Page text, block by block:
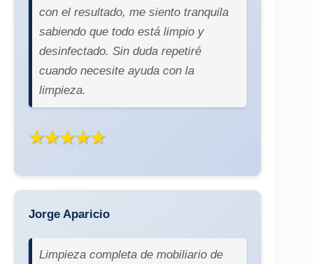
con el resultado, me siento tranquila
sabiendo que todo está limpio y
desinfectado. Sin duda repetiré
cuando necesite ayuda con la
limpieza.
★★★★★
Jorge Aparicio
Limpieza completa de mobiliario de